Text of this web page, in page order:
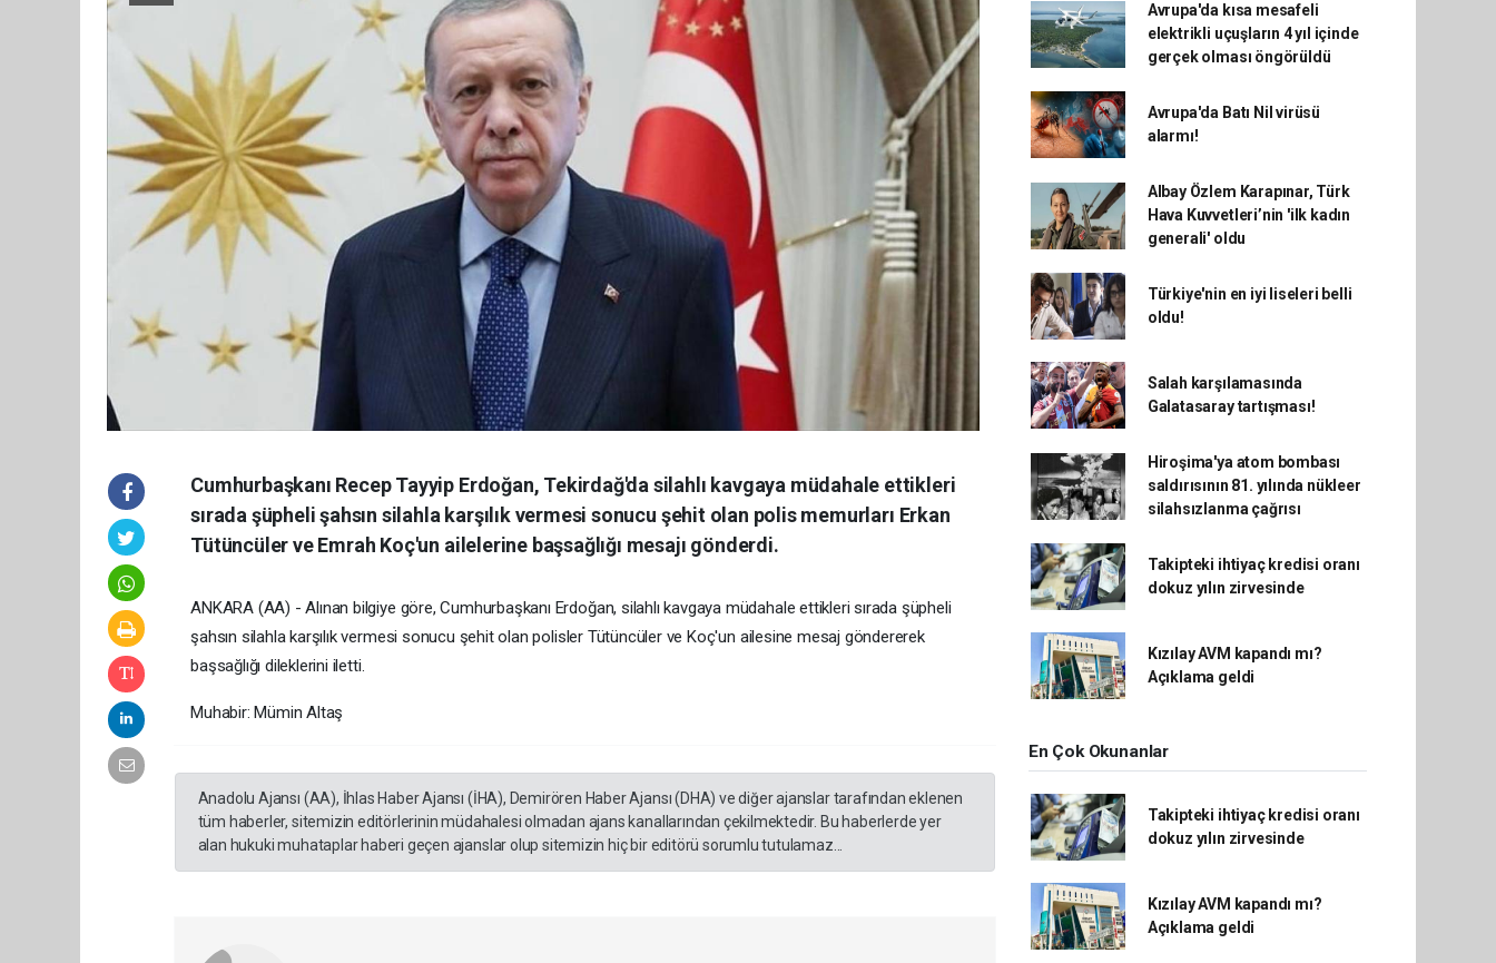
Cumhurbaşkanı Recep Tayyip Erdoğan, Tekirdağ'da silahlı kavgaya müdahale ettikleri
sırada şüpheli şahsın silahla karşılık vermesi sonucu şehit olan polis memurları Erkan
Tütüncüler ve Emrah Koç'un ailelerine başsağlığı mesajı gönderdi.
ANKARA (AA) - Alınan bilgiye göre, Cumhurbaşkanı Erdoğan, silahlı kavgaya müdahale ettikleri sırada şüpheli
şahsın silahla karşılık vermesi sonucu şehit olan polisler Tütüncüler ve Koç'un ailesine mesaj göndererek
başsağlığı dileklerini iletti.
Muhabir: Mümin Altaş
Anadolu Ajansı (AA), İhlas Haber Ajansı (İHA), Demirören Haber Ajansı (DHA) ve diğer ajanslar tarafından eklenen
tüm haberler, sitemizin editörlerinin müdahalesi olmadan ajans kanallarından çekilmektedir. Bu haberlerde yer
alan hukuki muhataplar haberi geçen ajanslar olup sitemizin hiç bir editörü sorumlu tutulamaz...
Avrupa'da kısa mesafeli
elektrikli uçuşların 4 yıl içinde
gerçek olması öngörüldü
Avrupa'da Batı Nil virüsü
alarmı!
Albay Özlem Karapınar, Türk
Hava Kuvvetleri’nin 'ilk kadın
generali' oldu
Türkiye'nin en iyi liseleri belli
oldu!
Salah karşılamasında
Galatasaray tartışması!
Hiroşima'ya atom bombası
saldırısının 81. yılında nükleer
silahsızlanma çağrısı
Takipteki ihtiyaç kredisi oranı
dokuz yılın zirvesinde
Kızılay AVM kapandı mı?
Açıklama geldi
En Çok Okunanlar
Takipteki ihtiyaç kredisi oranı
dokuz yılın zirvesinde
Kızılay AVM kapandı mı?
Açıklama geldi